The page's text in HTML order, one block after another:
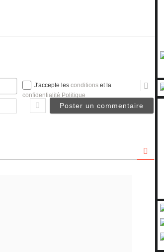
Nom*
J'accepte les conditions et la
confidentialité Politique